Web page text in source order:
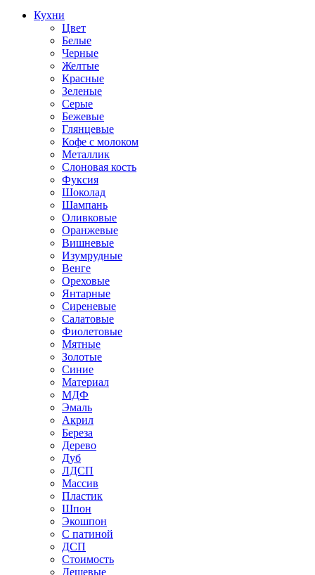
Кухни
Цвет
Белые
Черные
Желтые
Красные
Зеленые
Серые
Бежевые
Глянцевые
Кофе с молоком
Металлик
Слоновая кость
Фуксия
Шоколад
Шампань
Оливковые
Оранжевые
Вишневые
Изумрудные
Венге
Ореховые
Янтарные
Сиреневые
Салатовые
Фиолетовые
Мятные
Золотые
Синие
Материал
МДФ
Эмаль
Акрил
Береза
Дерево
Дуб
ЛДСП
Массив
Пластик
Шпон
Экошпон
С патиной
ДСП
Стоимость
Дешевые